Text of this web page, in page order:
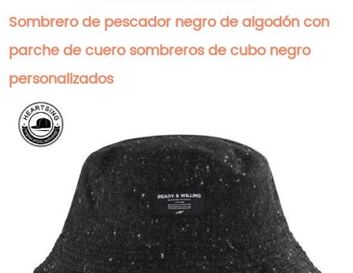
Sombrero de pescador negro de algodón con
parche de cuero sombreros de cubo negro
personalizados